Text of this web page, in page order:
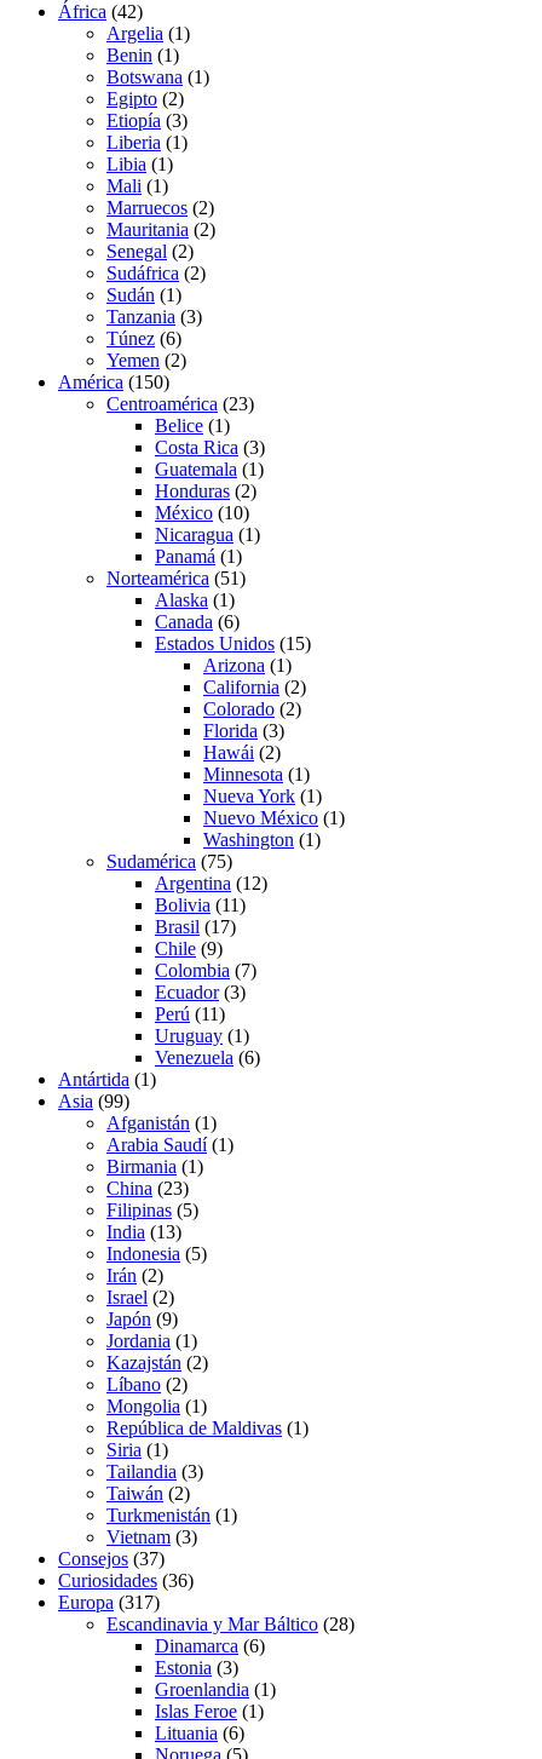
África (42)
Argelia (1)
Benin (1)
Botswana (1)
Egipto (2)
Etiopía (3)
Liberia (1)
Libia (1)
Mali (1)
Marruecos (2)
Mauritania (2)
Senegal (2)
Sudáfrica (2)
Sudán (1)
Tanzania (3)
Túnez (6)
Yemen (2)
América (150)
Centroamérica (23)
Belice (1)
Costa Rica (3)
Guatemala (1)
Honduras (2)
México (10)
Nicaragua (1)
Panamá (1)
Norteamérica (51)
Alaska (1)
Canada (6)
Estados Unidos (15)
Arizona (1)
California (2)
Colorado (2)
Florida (3)
Hawái (2)
Minnesota (1)
Nueva York (1)
Nuevo México (1)
Washington (1)
Sudamérica (75)
Argentina (12)
Bolivia (11)
Brasil (17)
Chile (9)
Colombia (7)
Ecuador(3)
Perú (11)
Uruguay (1)
Venezuela (6)
Antártida (1)
Asia (99)
Afganistán (1)
Arabia Saudí(1)
Birmania (1)
China (23)
Filipinas (5)
India (13)
Indonesia (5)
Irán (2)
Israel (2)
Japón (9)
Jordania (1)
Kazajstán (2)
Líbano (2)
Mongolia (1)
República de Maldivas (1)
Siria (1)
Tailandia (3)
Taiwán (2)
Turkmenistán (1)
Vietnam (3)
Consejos (37)
Curiosidades (36)
Europa (317)
Escandinavia y Mar Báltico (28)
Dinamarca (6)
Estonia (3)
Groenlandia (1)
Islas Feroe (1)
Lituania (6)